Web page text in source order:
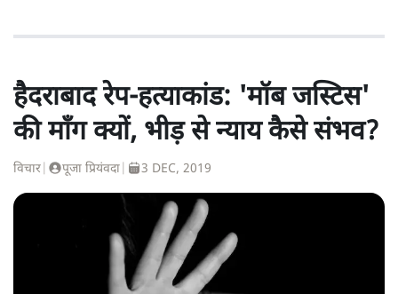
हैदराबाद रेप-हत्याकांड: 'मॉब जस्टिस'
की माँग क्यों, भीड़ से न्याय कैसे संभव?
विचार पूजा प्रियंवदा 3 DEC, 2019